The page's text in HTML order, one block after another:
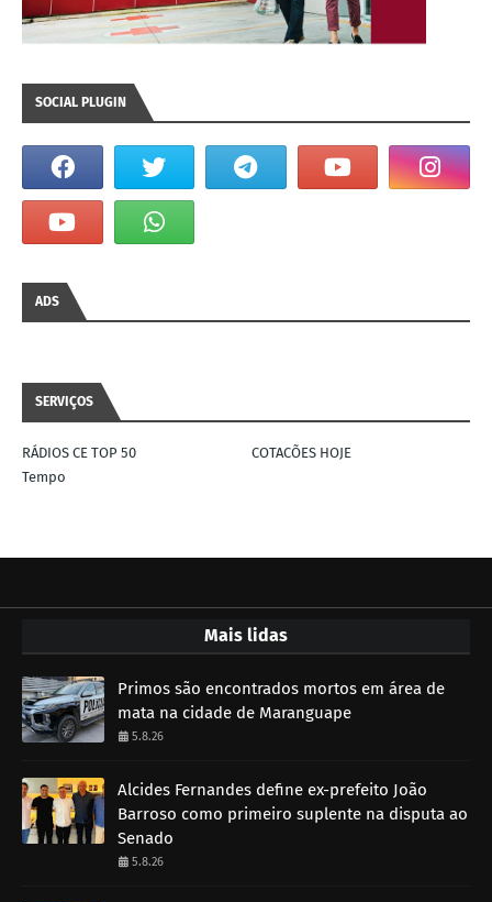
SOCIAL PLUGIN
ADS
SERVIÇOS
RÁDIOS CE TOP 50
COTACÕES HOJE
Tempo
Mais lidas
Primos são encontrados mortos em área de
mata na cidade de Maranguape
5.8.26
Alcides Fernandes define ex-prefeito João
Barroso como primeiro suplente na disputa ao
Senado
5.8.26